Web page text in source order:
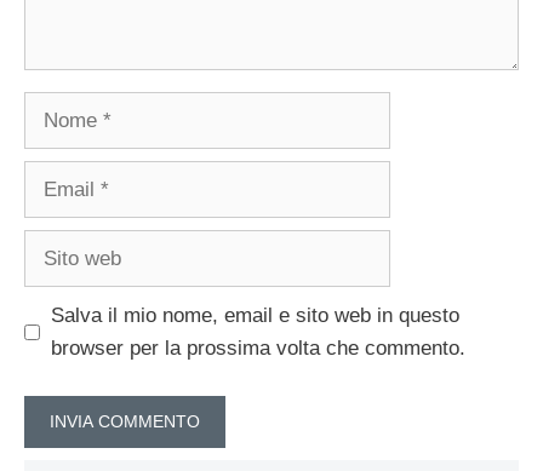
Nome
Email
Sito
Salva il mio nome, email e sito web in questo
browser per la prossima volta che commento.